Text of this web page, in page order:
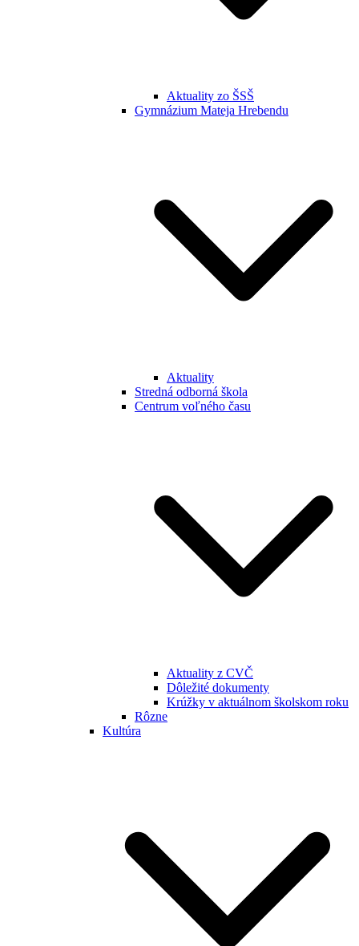
Aktuality zo ŠSŠ
Gymnázium Mateja Hrebendu
Aktuality
Stredná odborná škola
Centrum voľného času
Aktuality z CVČ
Dôležité dokumenty
Krúžky v aktuálnom školskom roku
Rôzne
Kultúra